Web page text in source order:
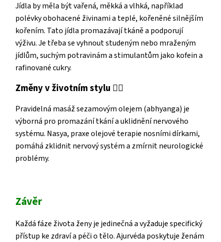
Jídla by měla být vařená, měkká a vlhká, například
polévky obohacené živinami a teplé, kořeněné silnějším
kořením. Tato jídla promazávají tkáně a podporují
výživu. Je třeba se vyhnout studeným nebo mraženým
jídlům, suchým potravinám a stimulantům jako kofein a
rafinované cukry.
Změny v životním stylu 🧘‍♀️
Pravidelná masáž sezamovým olejem (abhyanga) je
výborná pro promazání tkání a uklidnění nervového
systému. Nasya, praxe olejové terapie nosními dírkami,
pomáhá zklidnit nervový systém a zmírnit neurologické
problémy.
Závěr
Každá fáze života ženy je jedinečná a vyžaduje specifický
přístup ke zdraví a péči o tělo. Ajurvéda poskytuje ženám